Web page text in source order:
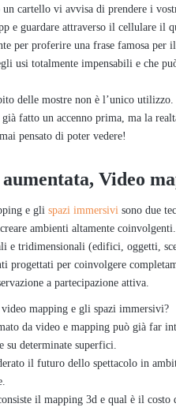
un cartello vi avvisa di prendere i
e guardare attraverso il cellulare il
per proferire una frase famosa per
usi totalmente impensabili e che
delle mostre non è l’unico utilizzo.
fatto un accenno prima, ma la
pensato di poter vedere!
Video
e gli spazi immersivi sono due
ambienti altamente
e tridimensionali (edifici, oggetti,
progettati per coinvolgere
a partecipazione attiva.
video mapping e gli spazi immersivi?
da video e mapping può già far
su determinate superfici.
il futuro dello spettacolo in
il mapping 3d e qual è il costo